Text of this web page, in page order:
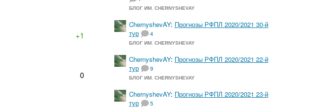
+1
0
БЛОГ ИМ. CHERNYSHEVAY
ChernyshevAY: Прогнозы РФПЛ 2020/2021 30-й
тур
4
БЛОГ ИМ. CHERNYSHEVAY
ChernyshevAY: Прогнозы РФПЛ 2020/2021 22-й
тур
9
БЛОГ ИМ. CHERNYSHEVAY
ChernyshevAY: Прогнозы РФПЛ 2020/2021 23-й
тур
5